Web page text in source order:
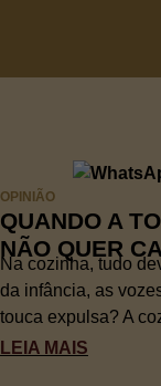
OPINIÃO
QUANDO A
NÃO QUER
Na cozinha, tudo
da infância, as
touca expulsa? A
LEIA MAIS